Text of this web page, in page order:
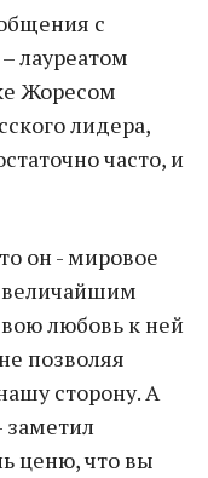
с
лауреатом
Жоресом
лидера,
часто, и
он - мировое
величайшим
любовь к ней
позволяя
сторону. А
ценю, что вы